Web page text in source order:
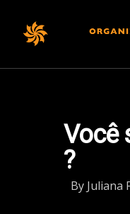
Você
?
By Juliana